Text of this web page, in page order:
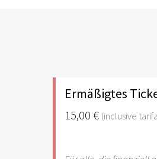
Ermäßigtes
15,00 € (inclusive